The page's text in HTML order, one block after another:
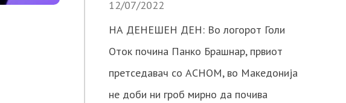
12/07/2022
НА ДЕНЕШЕН ДЕН: Во логорот Голи
Оток почина Панко Брашнар, првиот
претседавач со АСНОМ, во Македонија
не доби ни гроб мирно да почива